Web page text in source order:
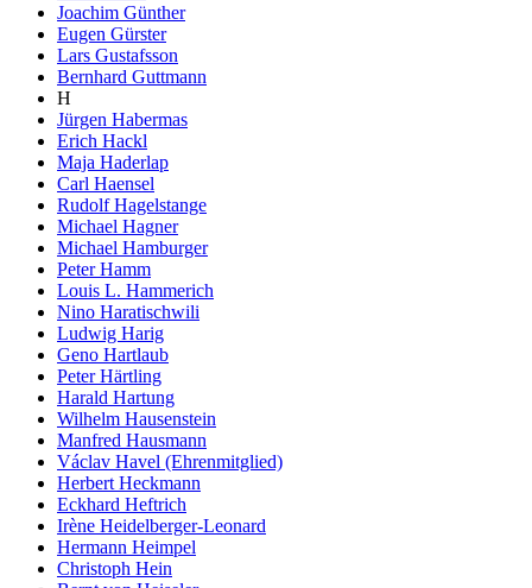
Joachim Günther
Eugen Gürster
Lars Gustafsson
Bernhard Guttmann
H
Jürgen Habermas
Erich Hackl
Maja Haderlap
Carl Haensel
Rudolf Hagelstange
Michael Hagner
Michael Hamburger
Peter Hamm
Louis L. Hammerich
Nino Haratischwili
Ludwig Harig
Geno Hartlaub
Peter Härtling
Harald Hartung
Wilhelm Hausenstein
Manfred Hausmann
Václav Havel (Ehrenmitglied)
Herbert Heckmann
Eckhard Heftrich
Irène Heidelberger-Leonard
Hermann Heimpel
Christoph Hein